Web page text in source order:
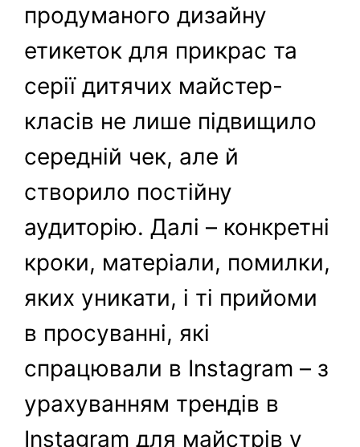
продуманого дизайну
етикеток для прикрас та
серії дитячих майстер-
класів не лише підвищило
середній чек, але й
створило постійну
аудиторію. Далі – конкретні
кроки, матеріали, помилки,
яких уникати, і ті прийоми
в просуванні, які
спрацювали в Instagram – з
урахуванням трендів в
Instagram для майстрів у